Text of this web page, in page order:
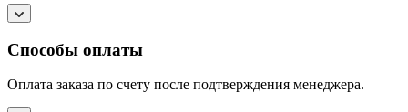
Способы оплаты
Оплата заказа по счету после подтверждения менеджера.